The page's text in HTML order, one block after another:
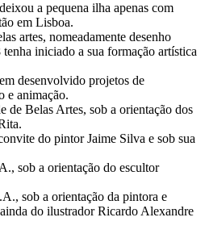
a pequena ilha apenas com
em Lisboa.
artes, nomeadamente desenho
iniciado a sua formação artística
desenvolvido projetos de
e animação.
de Belas Artes, sob a orientação dos
do pintor Jaime Silva e sob sua
sob a orientação do escultor
sob a orientação da pintora e
do ilustrador Ricardo Alexandre